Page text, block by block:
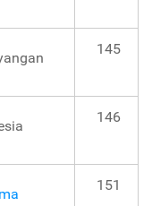
145
146
151